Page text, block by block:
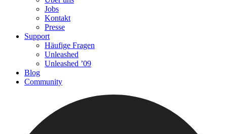
Jobs
Kontakt
Presse
Support
Häufige Fragen
Unleashed
Unleashed ’09
Blog
Community